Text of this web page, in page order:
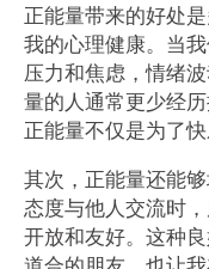
正能量带来的好处
我的心理健康。当
压力和焦虑，情绪
量的人通常更少经
正能量不仅是为了
其次，正能量还能
态度与他人交流时
开放和友好。这种